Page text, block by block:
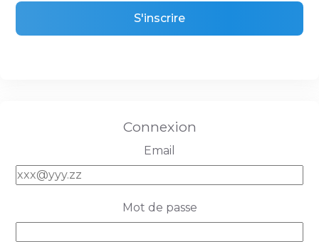
Connexion
Email
Mot de passe